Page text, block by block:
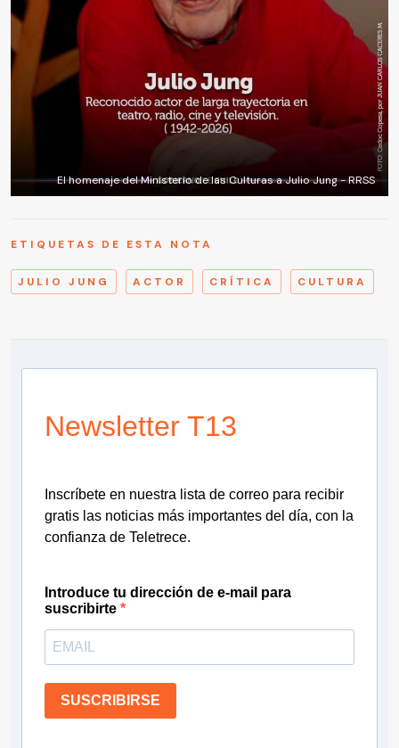
El homenaje del Ministerio de las Culturas a Julio Jung - RRSS
ETIQUETAS DE ESTA NOTA
JULIO JUNG ACTOR CRÍTICA CULTURA
Newsletter T13
Inscríbete en nuestra lista de correo para recibir
gratis las noticias más importantes del día, con la
confianza de Teletrece.
Introduce tu dirección de e-mail para
suscribirte
SUSCRIBIRSE